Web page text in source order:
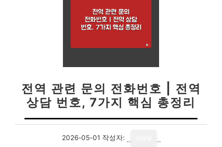
전역 관련 문의 전화번호 | 전역
상담 번호, 7가지 핵심 총정리
2026-05-01 작성자: